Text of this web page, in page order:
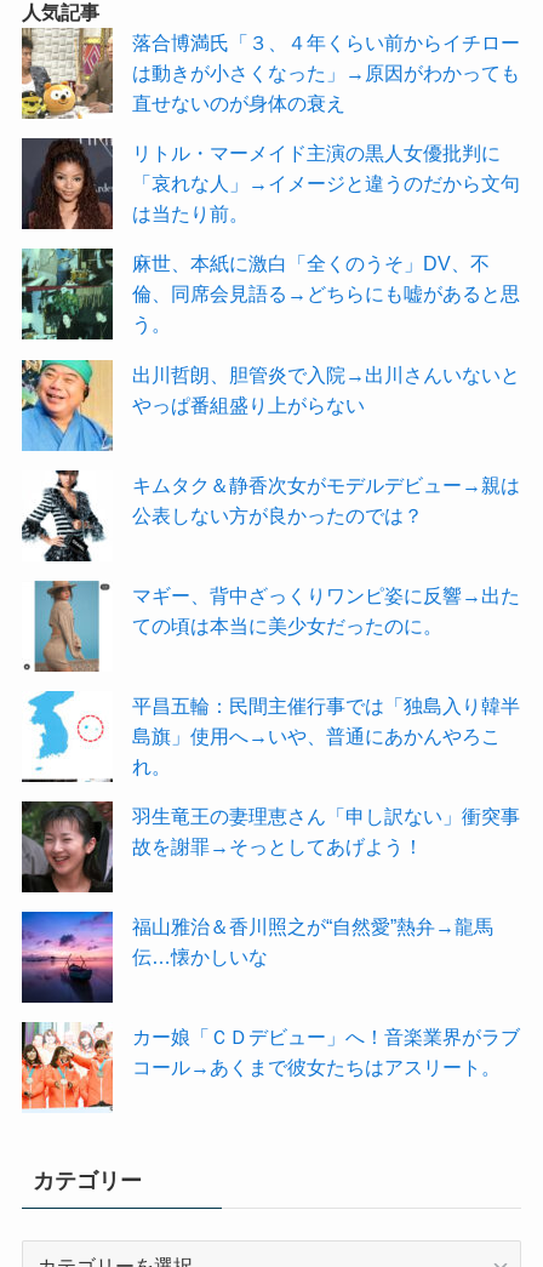
人気記事
落合博満氏「３、４年くらい前からイチロー
は動きが小さくなった」→原因がわかっても
直せないのが身体の衰え
リトル・マーメイド主演の黒人女優批判に
「哀れな人」→イメージと違うのだから文句
は当たり前。
麻世、本紙に激白「全くのうそ」DV、不
倫、同席会見語る→どちらにも嘘があると思
う。
出川哲朗、胆管炎で入院→出川さんいないと
やっぱ番組盛り上がらない
キムタク＆静香次女がモデルデビュー→親は
公表しない方が良かったのでは？
マギー、背中ざっくりワンピ姿に反響→出た
ての頃は本当に美少女だったのに。
平昌五輪：民間主催行事では「独島入り韓半
島旗」使用へ→いや、普通にあかんやろこ
れ。
羽生竜王の妻理恵さん「申し訳ない」衝突事
故を謝罪→そっとしてあげよう！
福山雅治＆香川照之が“自然愛”熱弁→龍馬
伝…懐かしいな
カー娘「ＣＤデビュー」へ！音楽業界がラブ
コール→あくまで彼女たちはアスリート。
カテゴリー